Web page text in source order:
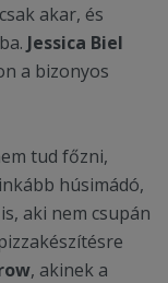
akar, és
Jessica Biel
a bizonyos
tud főzni,
húsimádó,
aki nem csupán
, akinek a